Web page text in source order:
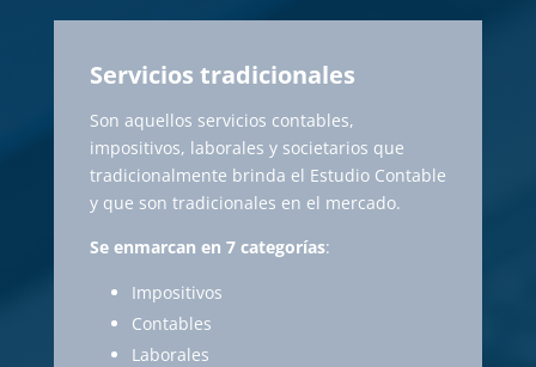
Servicios tradicionales
Son aquellos servicios contables,
impositivos, laborales y societarios que
tradicionalmente brinda el Estudio Contable
y que son tradicionales en el mercado.
Se enmarcan en 7 categorías:
Impositivos
Contables
Laborales